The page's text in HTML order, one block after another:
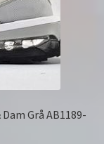
Grå AB1189-